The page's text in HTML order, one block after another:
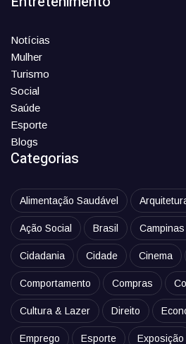
Notícias
Mulher
Turismo
Social
Saúde
Esporte
Blogs
Categorias
Alimentação Saudável
Ação Social Brasil Campinas
Cidadania Cidade Cinema
Comportamento Compras
Cultura & Lazer Direito
Emprego Esporte Exposição